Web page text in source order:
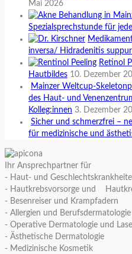
Mai 2026
Spezialsprechstunde für
inversa/ Hidradenitis
Retinol
Hautbildes 10. Dezember
Mainzer Weltcup-
des Haut- und
Kolleg:innen 3. Dezember
Sicher und schmerzfrei –
für medizinische und
Ihr Ansprechpartner für
- Haut- und
- Hautkrebsvorsorge und
- Besenreiser und Krampfadern
- Allergien und Berufsdermatologie
- Operative Dermatologie und
- Ästhetische Dermatologie
- Medizinische Kosmetik